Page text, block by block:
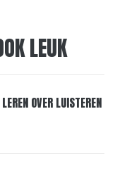
LEUK
OVER LUISTEREN